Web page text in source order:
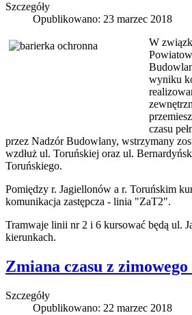
Szczegóły
Opublikowano: 23 marzec 2018
W
wyniku
czasu
przez Nadzór Budowlany, wstrzymany
wzdłuż ul. Toruńskiej oraz ul.
Toruńskiego.
Pomiędzy r. Jagiellonów a r. Toruńskim
komunikacja zastępcza - linia "ZaT2".
Tramwaje linii nr 2 i 6 kursować będą ul.
kierunkach.
Zmiana czasu z
Szczegóły
Opublikowano: 22 marzec 2018